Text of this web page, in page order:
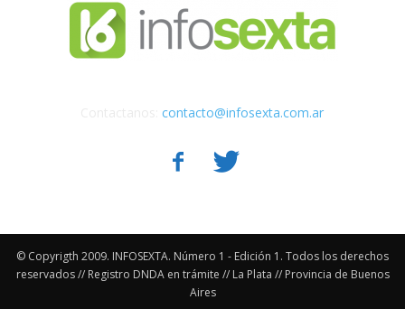
contacto@infosexta.com.ar
© Copyrigth 2009. INFOSEXTA. Número 1 - Edición 1. Todos los derechos
reservados // Registro DNDA en trámite // La Plata // Provincia de Buenos
Aires